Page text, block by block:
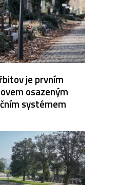
je prvním
osazeným
systémem